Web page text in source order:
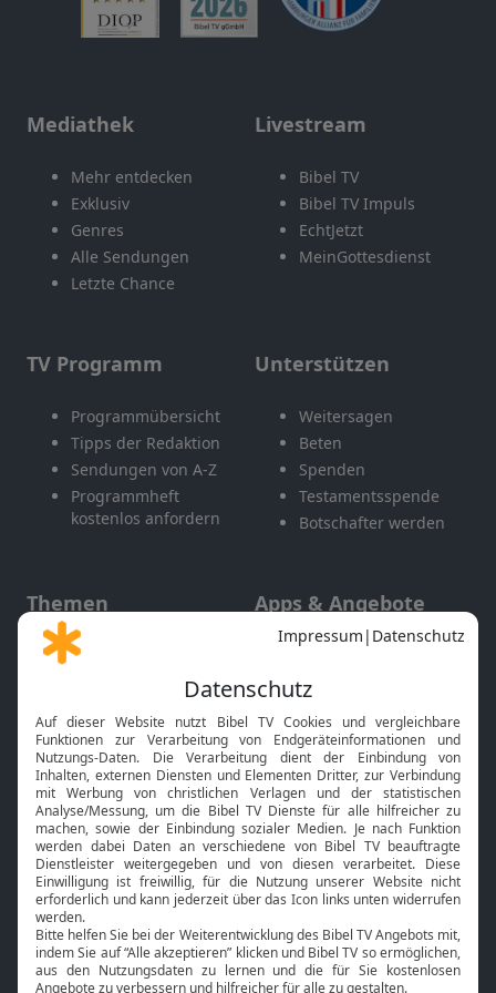
Mediathek
Mehr entdecken
Exklusiv
Genres
Alle Sendungen
Letzte Chance
Livestream
Bibel TV
Bibel TV Impuls
EchtJetzt
MeinGottesdienst
TV Programm
Programmübersicht
Tipps der Redaktion
Sendungen von A-Z
Programmheft
kostenlos anfordern
Unterstützen
Weitersagen
Beten
Spenden
Testamentsspende
Botschafter werden
Themen
Gott und Bibel erklärt
Neuigkeiten
Apps & Angebote
Mobile App
Smart TV
HbbTV
Bibelthek Online-Bibel
Nächster Gottesdienst
Bibel TV
Über uns
Jobs
Service
Kontakt
TV-Empfang